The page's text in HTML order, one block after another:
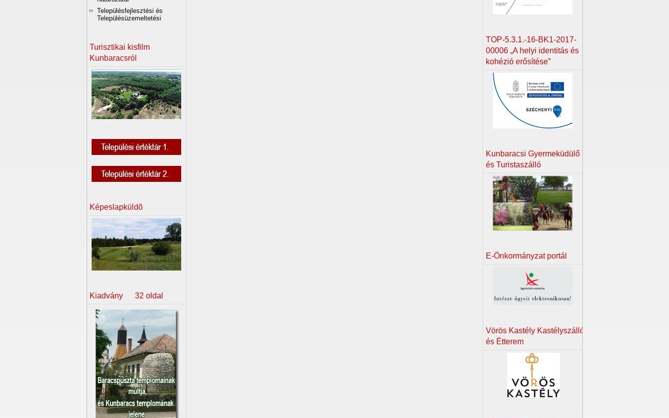
Településfejlesztési és
Településüzemeltetési
Turisztikai kisfilm
Kunbaracsról
Képeslapküldõ
Kiadvány 32 oldal
TOP-5.3.1.-16-BK1-2017-
00006 „A helyi identitás és
kohézió erősítése”
Kunbaracsi Gyermeküdülő
és Turistaszálló
E-Önkormányzat portál
Vörös Kastély Kastélyszálló
és Étterem